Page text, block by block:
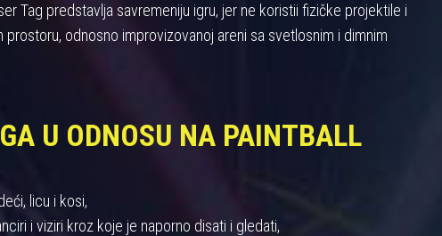
Tag predstavlja savremeniju igru, jer ne koristii fizičke projektile i
odnosno improvizovanoj areni sa svetlosnim i dimnim
U ODNOSU NA PAINTBALL
licu i kosi,
i viziri kroz koje je naporno disati i gledati,